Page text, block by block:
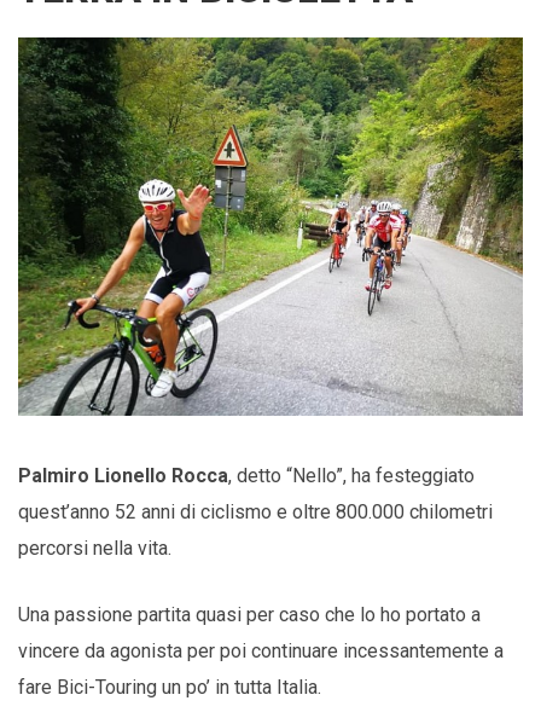
Palmiro Lionello Rocca, detto “Nello”, ha festeggiato
quest’anno 52 anni di ciclismo e oltre 800.000 chilometri
percorsi nella vita.
Una passione partita quasi per caso che lo ho portato a
vincere da agonista per poi continuare incessantemente a
fare Bici-Touring un po’ in tutta Italia.